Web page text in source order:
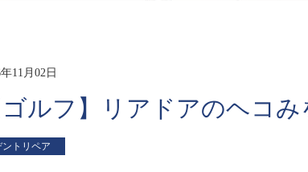
11月02日
ゴルフ】リアドアのヘコ
ントリペア